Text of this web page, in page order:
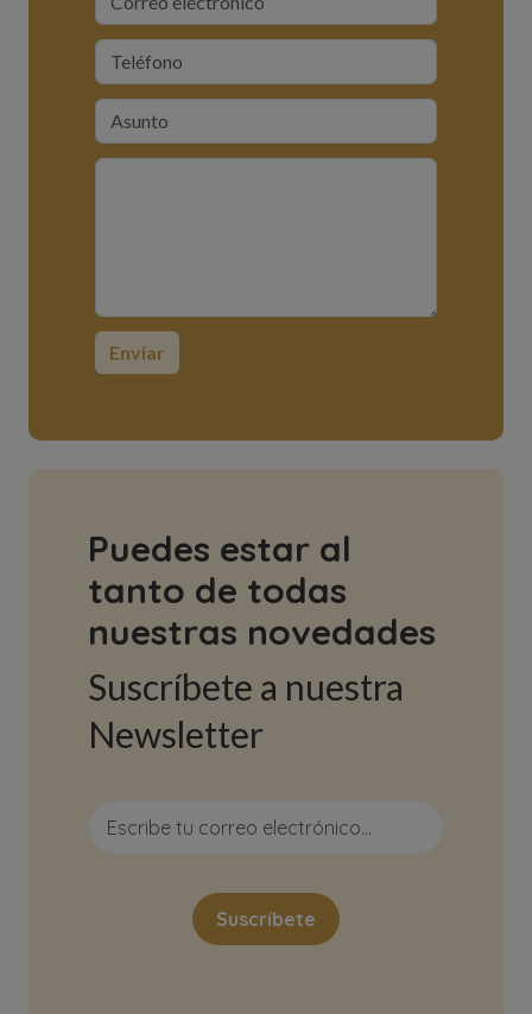
Puedes estar al
tanto de todas
nuestras novedades
Suscríbete a nuestra
Newsletter